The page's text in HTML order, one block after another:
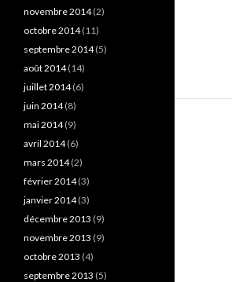
novembre 2014(2)
octobre 2014(11)
septembre 2014(5)
août 2014(14)
juillet 2014(6)
juin 2014(8)
mai 2014(9)
avril 2014(6)
mars 2014(2)
février 2014(3)
janvier 2014(3)
décembre 2013 (9)
novembre 2013 (9)
octobre 2013 (4)
septembre 2013 (5)